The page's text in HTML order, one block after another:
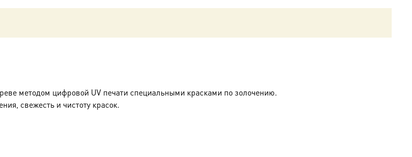
методом цифровой UV печати специальными красками по золочению.
свежесть и чистоту красок.